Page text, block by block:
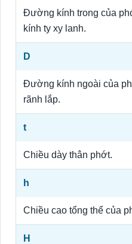
Đường kính trong của
kính ty xy lanh.
D
Đường kính ngoài của
rãnh lắp.
t
Chiều dày thân phớt.
h
Chiều cao tổng thể của
H